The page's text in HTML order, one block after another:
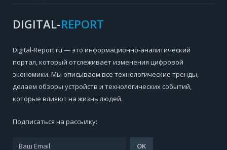
DIGITAL-REPORT
Digital-Report.ru — это информационно-аналитический
портал, который отслеживает изменения цифровой
экономики. Мы описываем все технологические тренды,
делаем обзоры устройств и технологических событий,
которые влияют на жизнь людей.
Подписаться на рассылку: